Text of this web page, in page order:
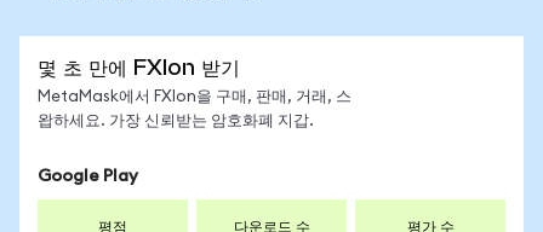
몇 초 만에 FXIon 받기
MetaMask에서 FXIon을 구매, 판매, 거래, 스
왑하세요. 가장 신뢰받는 암호화폐 지갑.
Google Play
평점 다운로드 수 평가 수